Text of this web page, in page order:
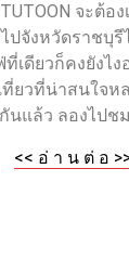
จะต้
จังหวัดราชบุรี
เดียวก็คงยัง
ยวที่น่าสนใจ
นแล้ว ลองไป
<< อ่ า น ต่ อ